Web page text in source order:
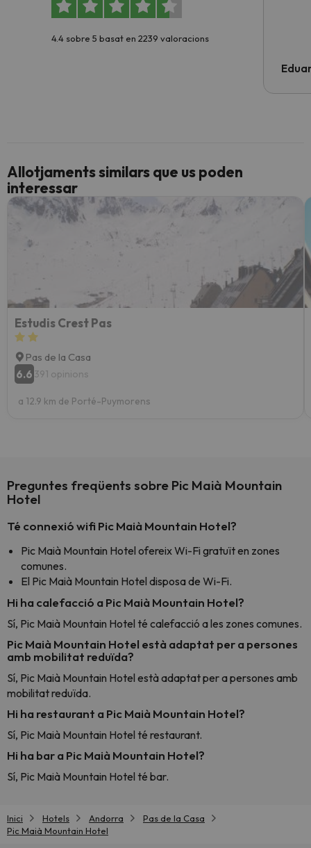
4.4 sobre 5 basat en 2239 valoracions
Allotjaments similars que us poden
interessar
Estudis Crest Pas
Pas de la Casa
6.6 391 opinions
a 12.9 km de Porté-Puymorens
Preguntes freqüents sobre Pic Maià Mountain
Hotel
Té connexió wifi Pic Maià Mountain Hotel?
Pic Maià Mountain Hotel ofereix Wi-Fi gratuït en zones
comunes.
El Pic Maià Mountain Hotel disposa de Wi-Fi.
Hi ha calefacció a Pic Maià Mountain Hotel?
Sí, Pic Maià Mountain Hotel té calefacció a les zones comunes.
Pic Maià Mountain Hotel està adaptat per a persones
amb mobilitat reduïda?
Sí, Pic Maià Mountain Hotel està adaptat per a persones amb
mobilitat reduïda.
Hi ha restaurant a Pic Maià Mountain Hotel?
Sí, Pic Maià Mountain Hotel té restaurant.
Hi ha bar a Pic Maià Mountain Hotel?
Sí, Pic Maià Mountain Hotel té bar.
Inici Hotels Andorra
Pas de la Casa
Pic Maià Mountain Hotel